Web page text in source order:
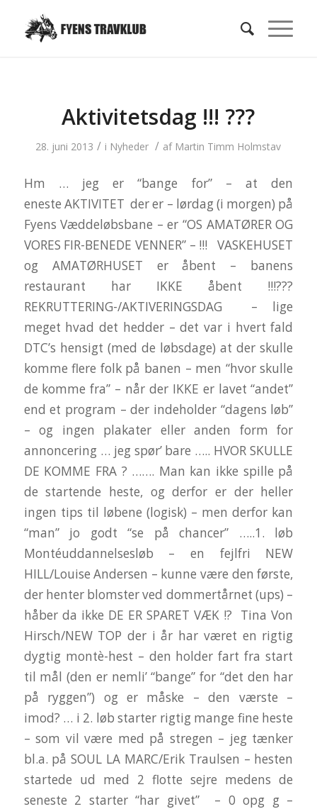
Aktivitetsdag !!! ???
28. juni 2013 / i Nyheder / af Martin Timm Holmstav
Hm … jeg er “bange for” – at den
eneste AKTIVITET der er – lørdag (i morgen) på
Fyens Væddeløbsbane – er “OS AMATØRER OG
VORES FIR-BENEDE VENNER” – !!! VASKEHUSET
og AMATØRHUSET er åbent – banens
restaurant har IKKE åbent !!!???
REKRUTTERING-/AKTIVERINGSDAG – lige
meget hvad det hedder – det var i hvert fald
DTC’s hensigt (med de løbsdage) at der skulle
komme flere folk på banen – men “hvor skulle
de komme fra” – når der IKKE er lavet “andet”
end et program – der indeholder “dagens løb”
– og ingen plakater eller anden form for
annoncering … jeg spør’ bare ….. HVOR SKULLE
DE KOMME FRA ? ……. Man kan ikke spille på
de startende heste, og derfor er der heller
ingen tips til løbene (logisk) – men derfor kan
“man” jo godt “se på chancer” …..1. løb
Montéuddannelsesløb – en fejlfri NEW
HILL/Louise Andersen – kunne være den første,
der henter blomster ved dommertårnet (ups) –
håber da ikke DE ER SPARET VÆK !? Tina Von
Hirsch/NEW TOP der i år har været en rigtig
dygtig montè-hest – den holder fart fra start
til mål (den er nemli’ “bange” for “det den har
på ryggen”) og er måske – den værste –
imod? … i 2. løb starter rigtig mange fine heste
– som vil være med på stregen – jeg tænker
bl.a. på SOUL LA MARC/Erik Traulsen – hesten
startede ud med 2 flotte sejre medens de
seneste 2 starter “har givet” – 0 opg g –